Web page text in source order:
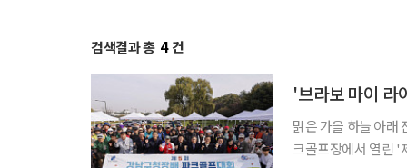
검색결과 총 4 건
'브라보 마이 라
맑은 가을 하늘 아래
크골프장에서 열린 '